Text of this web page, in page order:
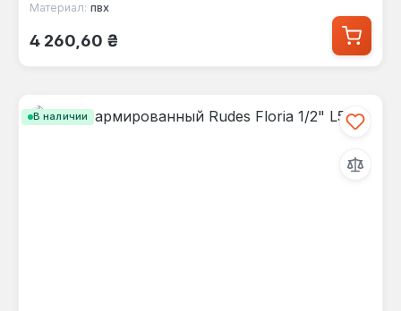
Материал: пвх
Обычная цена:
4 260,60 ₴
В наличии